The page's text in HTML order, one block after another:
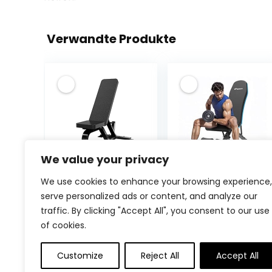
We value your privacy
We use cookies to enhance your browsing experience,
serve personalized ads or content, and analyze our
traffic. By clicking "Accept All", you consent to our use
of cookies.
Customize Reject All Accept All
Verwandte Produkte
WYRMB
Commercial
Professional
Bench Press
Multifunctional
Fitness Chair
Home
Adjustable Sit-
€443.94
MERACH
Hantelbank
Klappbar 450kg
Tragfähig,Multif
Trainingsbank
mit 72
Einstellpositione
Preis
war: